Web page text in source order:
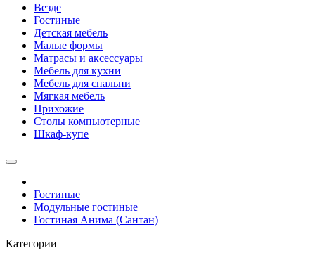
Везде
Гостиные
Детская мебель
Малые формы
Матрасы и аксессуары
Мебель для кухни
Мебель для спальни
Мягкая мебель
Прихожие
Столы компьютерные
Шкаф-купе
Гостиные
Модульные гостиные
Гостиная Анима (Сантан)
Категории